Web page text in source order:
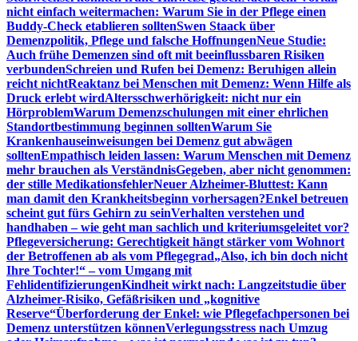
nicht einfach weitermachen: Warum Sie in der Pflege einen
Buddy-Check etablieren solltenSwen Staack über
Demenzpolitik, Pflege und falsche HoffnungenNeue Studie:
Auch frühe Demenzen sind oft mit beeinflussbaren Risiken
verbundenSchreien und Rufen bei Demenz: Beruhigen allein
reicht nichtReaktanz bei Menschen mit Demenz: Wenn Hilfe als
Druck erlebt wirdAltersschwerhörigkeit: nicht nur ein
HörproblemWarum Demenzschulungen mit einer ehrlichen
Standortbestimmung beginnen solltenWarum Sie
Krankenhauseinweisungen bei Demenz gut abwägen
solltenEmpathisch leiden lassen: Warum Menschen mit Demenz
mehr brauchen als VerständnisGegeben, aber nicht genommen:
der stille MedikationsfehlerNeuer Alzheimer-Bluttest: Kann
man damit den Krankheitsbeginn vorhersagen?Enkel betreuen
scheint gut fürs Gehirn zu seinVerhalten verstehen und
handhaben – wie geht man sachlich und kriteriumsgeleitet vor?
Pflegeversicherung: Gerechtigkeit hängt stärker vom Wohnort
der Betroffenen ab als vom Pflegegrad„Also, ich bin doch nicht
Ihre Tochter!“ – vom Umgang mit
FehlidentifizierungenKindheit wirkt nach: Langzeitstudie über
Alzheimer-Risiko, Gefäßrisiken und „kognitive
Reserve“Überforderung der Enkel: wie Pflegefachpersonen bei
Demenz unterstützen könnenVerlegungsstress nach Umzug